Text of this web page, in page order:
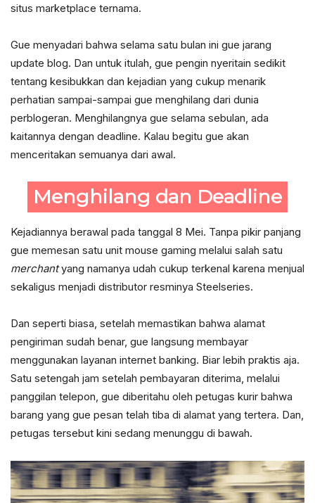
situs marketplace ternama.
Gue menyadari bahwa selama satu bulan ini gue jarang
update blog. Dan untuk itulah, gue pengin nyeritain sedikit
tentang kesibukkan dan kejadian yang cukup menarik
perhatian sampai-sampai gue menghilang dari dunia
perblogeran. Menghilangnya gue selama sebulan, ada
kaitannya dengan deadline. Kalau begitu gue akan
menceritakan semuanya dari awal.
Menghilang dan Deadline
Kejadiannya berawal pada tanggal 8 Mei. Tanpa pikir panjang
gue memesan satu unit mouse gaming melalui salah satu
merchantyang namanya udah cukup terkenal karena menjual
sekaligus menjadi distributor resminya Steelseries.
Dan seperti biasa, setelah memastikan bahwa alamat
pengiriman sudah benar, gue langsung membayar
menggunakan layanan internet banking. Biar lebih praktis aja.
Satu setengah jam setelah pembayaran diterima, melalui
panggilan telepon, gue diberitahu oleh petugas kurir bahwa
barang yang gue pesan telah tiba di alamat yang tertera. Dan,
petugas tersebut kini sedang menunggu di bawah.